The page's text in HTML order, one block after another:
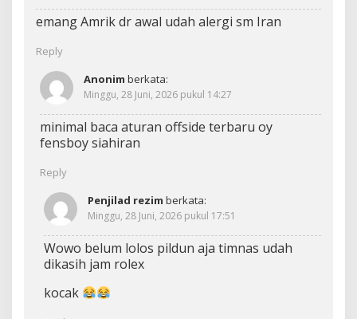
emang Amrik dr awal udah alergi sm Iran
Reply
Anonim berkata:
Minggu, 28 Juni, 2026 pukul 14:27
minimal baca aturan offside terbaru oy
fensboy siahiran
Reply
Penjilad rezim berkata:
Minggu, 28 Juni, 2026 pukul 17:51
Wowo belum lolos pildun aja timnas udah
dikasih jam rolex
kocak